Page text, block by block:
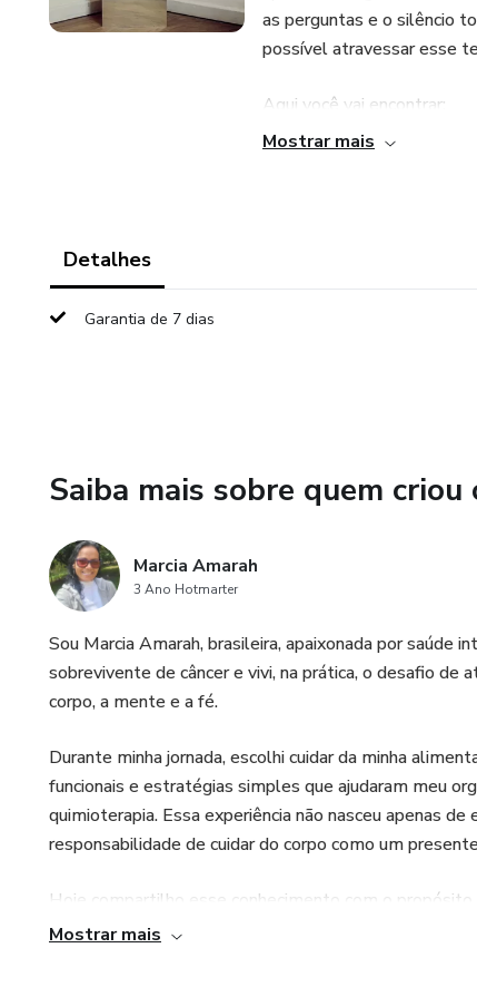
as perguntas e o silêncio
possível atravessar esse
Aqui você vai encontrar:
✔️ Uma mensagem de
com dignidade, fé e
Se você está enfrentando
compreender melhor
Mostrar mais
Detalhes
Garantia de 7 dias
Saiba mais sobre quem criou
Marcia Amarah
3 Ano Hotmarter
Sou Marcia Amarah, brasileira, apaixonada por saúde
sobrevivente de câncer e vivi, na prática, o desafio
corpo, a mente e a fé.
Durante minha jornada, escolhi cuidar da minha
funcionais e estratégias simples que ajudaram meu
quimioterapia. Essa experiência não nasceu apenas
responsabilidade de cuidar do corpo como um
Hoje compartilho esse conhecimento com o propósito
desafios de saúde ou que desejam viver com mais
Mostrar mais